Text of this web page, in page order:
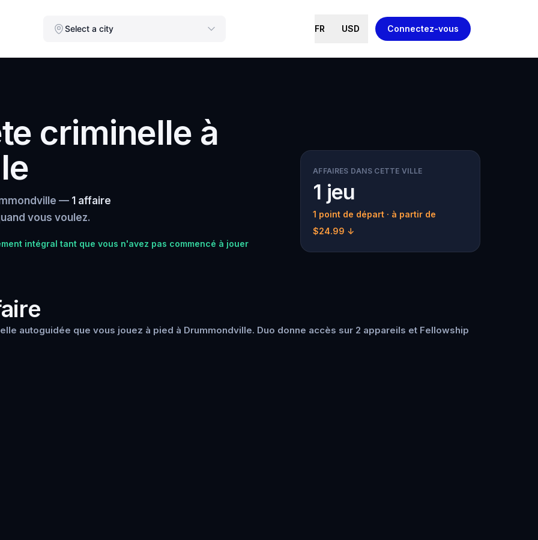
Select a city FR USD Connectez-vous
criminelle à
— 1 affaire
vous voulez.
intégral tant que vous n'avez pas commencé à jouer
AFFAIRES DANS CETTE VILLE
1 jeu
1 point de départ · à partir de
$24.99 ↓
autoguidée que vous jouez à pied à Drummondville. Duo donne accès sur 2 appareils et Fellowship